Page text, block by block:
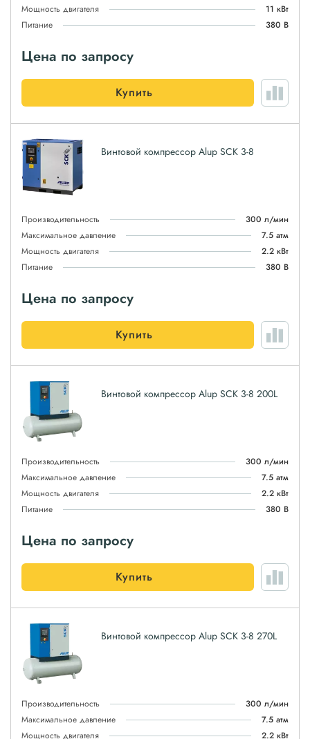
Мощность двигателя
11 кВт
Питание
380 В
Цена по запросу
Купить
Винтовой компрессор Alup SCK 3-8
Производительность
300 л/мин
Максимальное давление
7.5 атм
Мощность двигателя
2.2 кВт
Питание
380 В
Цена по запросу
Купить
Винтовой компрессор Alup SCK 3-8 200L
Производительность
300 л/мин
Максимальное давление
7.5 атм
Мощность двигателя
2.2 кВт
Питание
380 В
Цена по запросу
Купить
Винтовой компрессор Alup SCK 3-8 270L
Производительность
300 л/мин
Максимальное давление
7.5 атм
Мощность двигателя
2.2 кВт